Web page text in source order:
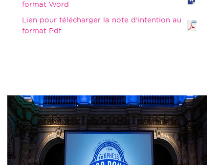
format Word
Lien pour télécharger la note d’intention au
format Pdf